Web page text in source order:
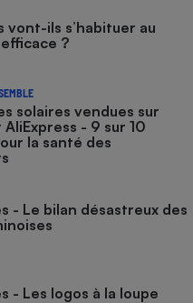
vont-ils s’habituer au
?
solaires vendues sur
- 9 sur 10
la santé des
- Le bilan désastreux des
- Les logos à la loupe